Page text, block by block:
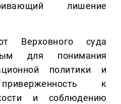
лишение
Верховного суда
для понимания
политики и
к
и соблюдению